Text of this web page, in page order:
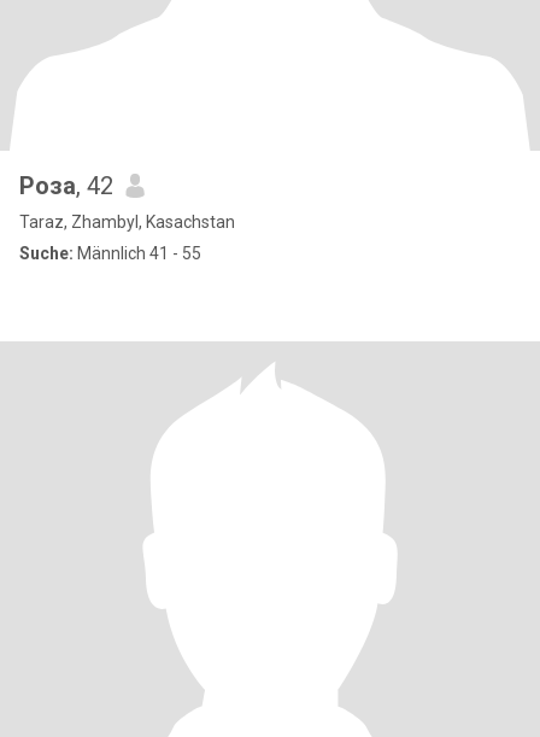
Роза, 42
Taraz, Zhambyl, Kasachstan
Suche: Männlich 41 - 55